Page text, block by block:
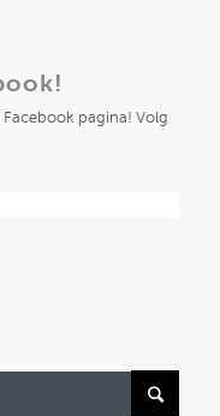
pagina! Volg